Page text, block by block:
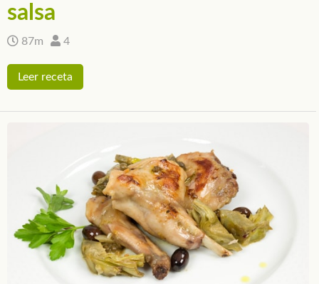
salsa
87m 4
Leer receta